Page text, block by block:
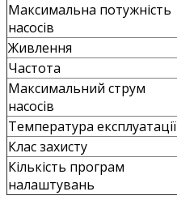
Максимальна потужність
насосів
Живлення
Частота
Максимальний струм
насосів
Температура експлуатації
Клас захисту
Кількість програм
налаштувань